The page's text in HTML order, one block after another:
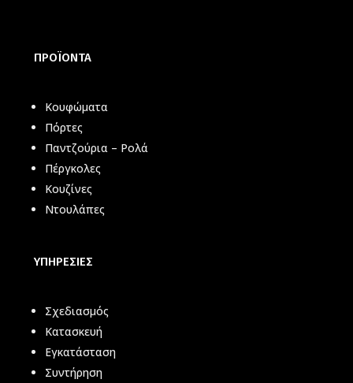
ΠΡΟΪΟΝΤΑ
Κουφώματα
Πόρτες
Παντζούρια – Ρολά
Πέργκολες
Κουζίνες
Ντουλάπες
ΥΠΗΡΕΣΙΕΣ
Σχεδιασμός
Κατασκευή
Εγκατάσταση
Συντήρηση